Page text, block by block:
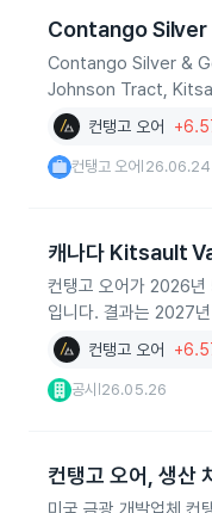
Contango Silver
Contango Silver &
Johnson Tract,
컨탱고 오어
컨탱고 오어 26.06.24
캐나다 Kitsault
컨탱고 오어가 2026
입니다. 결과는 2027
컨탱고 오어
공시 26.05.26
컨탱고 오어, 생산